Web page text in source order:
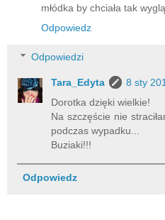
młódka by chciała tak
Odpowiedz
Odpowiedzi
Tara_Edyta
8 sty
Dorotka dzięki wielkie!
Na szczęście nie
podczas wypadku...
Buziaki!!!
Odpowiedz